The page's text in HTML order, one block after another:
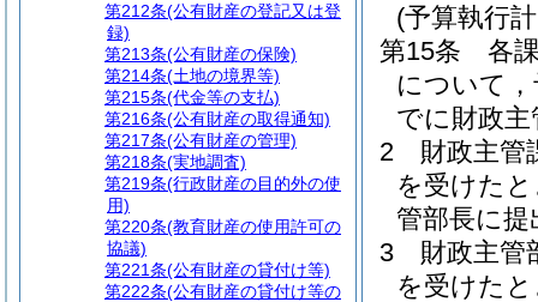
(予算執行
第15条
各
について
でに財政
2
財政主管
を受けた
管部長に
3
財政主管
を受けた
第212条(公有財産の登記又は登
録)
第213条(公有財産の保険)
第214条(土地の境界等)
第215条(代金等の支払)
第216条(公有財産の取得通知)
第217条(公有財産の管理)
第218条(実地調査)
第219条(行政財産の目的外の使
用)
第220条(教育財産の使用許可の
協議)
第221条(公有財産の貸付け等)
第222条(公有財産の貸付け等の